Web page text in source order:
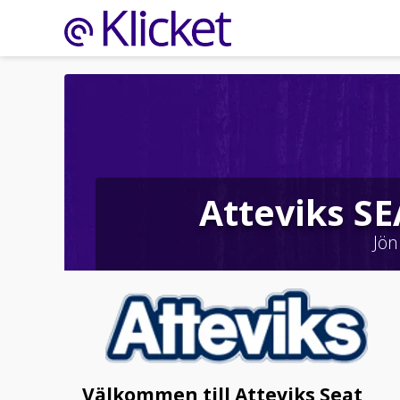
Atteviks
Välkommen till Atteviks Seat